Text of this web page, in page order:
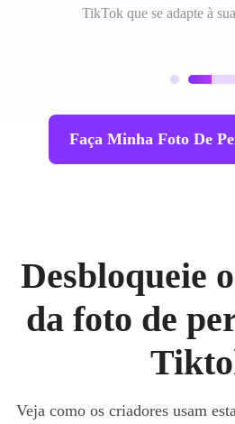
TikTok que se adapte à
Faça Minha Foto De
Desbloqueie
da foto de
Veja como os criadores usam